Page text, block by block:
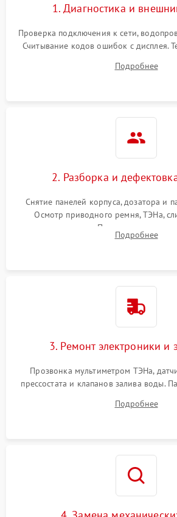
1. Диагностика и
Проверка подключения к сети,
Считывание кодов ошибок с дисплея.
выявления посторонних шумов,
электронного модуля
Подробнее
2. Разборка и
Снятие панелей корпуса, дозатора и
Осмотр приводного ремня, ТЭНа,
амортизаторов. Проверка
крестовины на износ, а манжеты
Подробнее
3. Ремонт электроники и
Прозвонка мультиметром ТЭНа,
прессостата и клапанов залива воды.
Восстановление целостности
Подробнее